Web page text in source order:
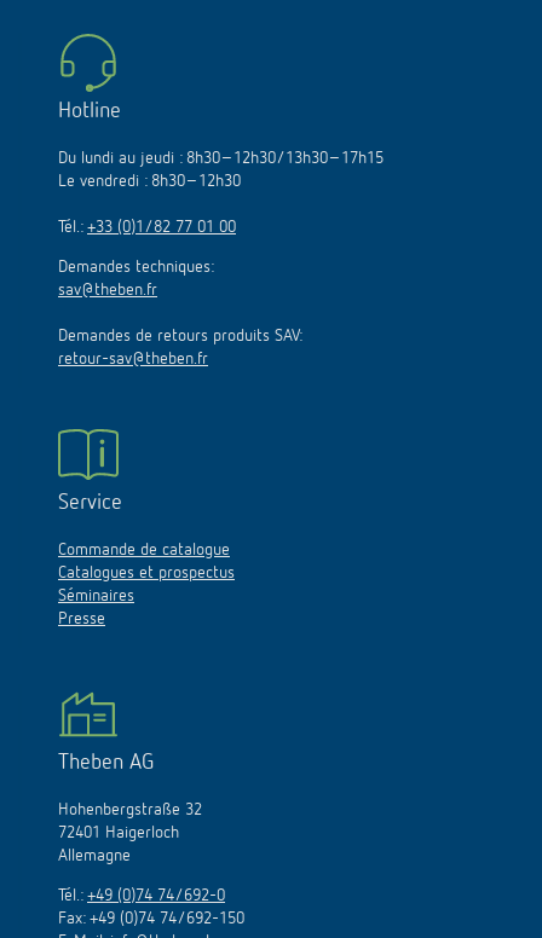
Hotline
Du lundi au jeudi : 8h30–12h30/13h30–17h15
Le vendredi : 8h30–12h30
Tél.: +33 (0)1/82 77 01 00
Demandes techniques:
sav@theben.fr
Demandes de retours produits SAV:
retour-sav@theben.fr
Service
Commande de catalogue
Catalogues et prospectus
Séminaires
Presse
Theben AG
Hohenbergstraße 32
72401 Haigerloch
Allemagne
Tél.: +49 (0)74 74/692-0
Fax: +49 (0)74 74/692-150